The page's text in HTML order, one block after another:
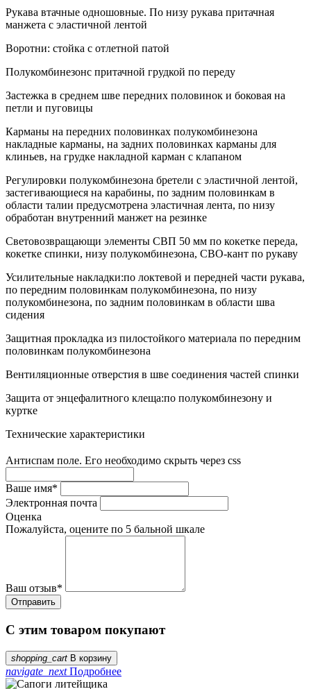
Рукава втачные одношовные. По низу рукава притачная
манжета с эластичной лентой
Воротни: стойка с отлетной патой
Полукомбинезонс притачной грудкой по переду
Застежка в среднем шве передних половинок и боковая на
петли и пуговицы
Карманы на передних половинках полукомбинезона
накладные карманы, на задних половинках карманы для
клиньев, на грудке накладной карман с клапаном
Регулировки полукомбинезона бретели с эластичной лентой,
застегивающиеся на карабины, по задним половинкам в
области талии предусмотрена эластичная лента, по низу
обработан внутренний манжет на резинке
Световозвращающи элементы СВП 50 мм по кокетке переда,
кокетке спинки, низу полукомбинезона, СВО-кант по рукаву
Усилительные накладки:по локтевой и передней части рукава,
по передним половинкам полукомбинезона, по низу
полукомбинезона, по задним половинкам в области шва
сидения
Защитная прокладка из пилостойкого материала по передним
половинкам полукомбинезона
Вентиляционные отверстия в шве соединения частей спинки
Защита от энцефалитного клеща:по полукомбинезону и
куртке
Технические характеристики
Антиспам поле. Его необходимо скрыть через css
Ваше имя*
Электронная почта
Оценка
Пожалуйста, оцените по 5 бальной шкале
Ваш отзыв*
С этим товаром покупают
shopping_cart В корзину
navigate_nextПодробнее